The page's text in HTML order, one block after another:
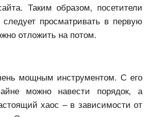
Таким образом, посетители
просматривать в первую
отложить на потом.
мощным инструментом. С его
можно навести порядок, а
хаос – в зависимости от